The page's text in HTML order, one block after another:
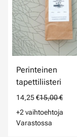
Perinteinen
tapettiliisteri
14,25 €15,00 €
+2 vaihtoehtoja
Varastossa